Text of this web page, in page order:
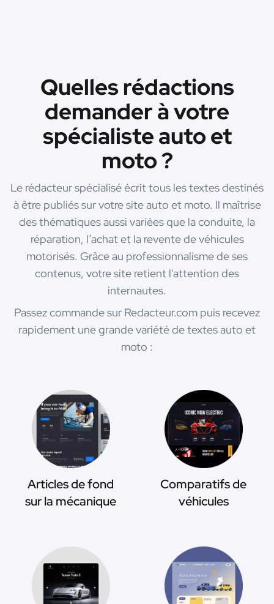
Quelles rédactions
demander à votre
spécialiste auto et
moto ?
Le rédacteur spécialisé écrit tous les textes destinés
à être publiés sur votre site auto et moto. Il maîtrise
des thématiques aussi variées que la conduite, la
réparation, l’achat et la revente de véhicules
motorisés. Grâce au professionnalisme de ses
contenus, votre site retient l'attention des
internautes.
Passez commande sur Redacteur.com puis recevez
rapidement une grande variété de textes auto et
moto :
Articles de fond
sur la mécanique
Comparatifs de
véhicules